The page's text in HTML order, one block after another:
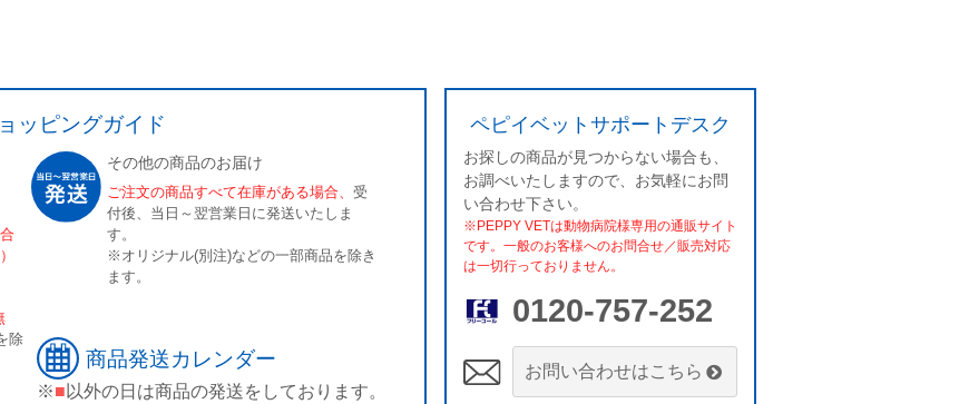
ッピングガイド
除
その他の商品のお届け
ご注文の商品すべて在庫がある場合、 受
付後、当日～翌営業日に発送いたしま
す。
※オリジナル(別注)などの一部商品を除き
ます。
商品発送カレンダー
※■以外の日は商品の発送をしております。
ペピイベットサポートデスク
お探しの商品が見つからない場合も、
お調べいたしますので、お気軽にお問
い合わせ下さい。
※PEPPY VETは動物病院様専用の通販サイト
です。一般のお客様へのお問合せ／販売対応
は一切行っておりません。
0120-757-252
お問い合わせはこちら